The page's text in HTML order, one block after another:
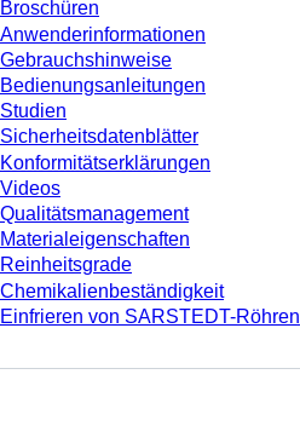
Broschüren
Anwenderinformationen
Gebrauchshinweise
Bedienungsanleitungen
Studien
Sicherheitsdatenblätter
Konformitätserklärungen
Videos
Qualitätsmanagement
Materialeigenschaften
Reinheitsgrade
Chemikalienbeständigkeit
Einfrieren von SARSTEDT-Röhren